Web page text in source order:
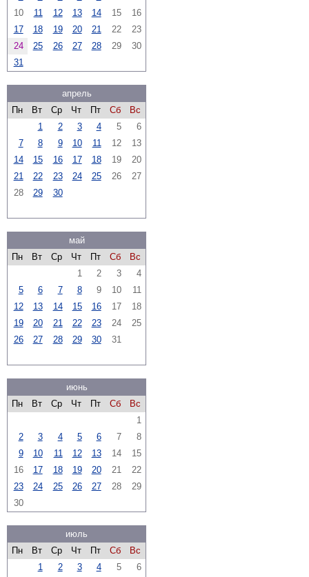
10
11 12 13 14 15
16
17
18 19 20 21 22
23
24
25 26 27 28 29
30
31
апрель
Пн
Вт Ср Чт Пт Сб
Вс
1
2 3 4 5
6
7
8 9 10 11 12
13
14
15 16 17 18 19
20
21
22 23 24 25 26
27
28
29 30
май
Пн
Вт Ср Чт Пт Сб
Вс
1
2 3
4
5
6 7 8 9 10
11
12
13 14 15 16 17
18
19
20 21 22 23 24
25
26
27 28 29 30 31
июнь
Пн
Вт Ср Чт Пт Сб
Вс
1
2
3 4 5 6 7
8
9
10 11 12 13 14
15
16
17 18 19 20 21
22
23
24 25 26 27 28
29
30
июль
Пн
Вт Ср Чт Пт Сб
Вс
1
2 3 4 5
6